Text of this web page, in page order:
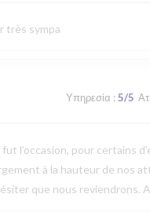
très sympa
Υπηρεσία : 5/5
l’occasion, pour certains
à la hauteur de nos
que nous reviendrons.